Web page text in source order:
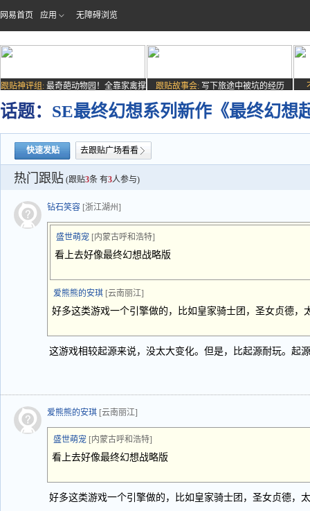
网易首页 应用 无障碍浏览
跟贴神评组: 最奇葩动物园！全靠家禽撑
场子
跟贴故事会: 写下旅途中被坑的经历
话题： SE最终幻想系列新作《最终幻想
快速发贴 去跟贴广场看看
热门跟贴 (跟贴3条 有3人参与)
钻石笑容 [浙江湖州]
盛世萌宠 [内蒙古呼和浩特]
看上去好像最终幻想战略版
爱熊熊的安琪 [云南丽江]
好多这类游戏一个引擎做的，比如皇家骑士团，圣女贞德，
这游戏相较起源来说，没太大变化。但是，比起源耐玩。起
爱熊熊的安琪 [云南丽江]
盛世萌宠 [内蒙古呼和浩特]
看上去好像最终幻想战略版
好多这类游戏一个引擎做的，比如皇家骑士团，圣女贞德，